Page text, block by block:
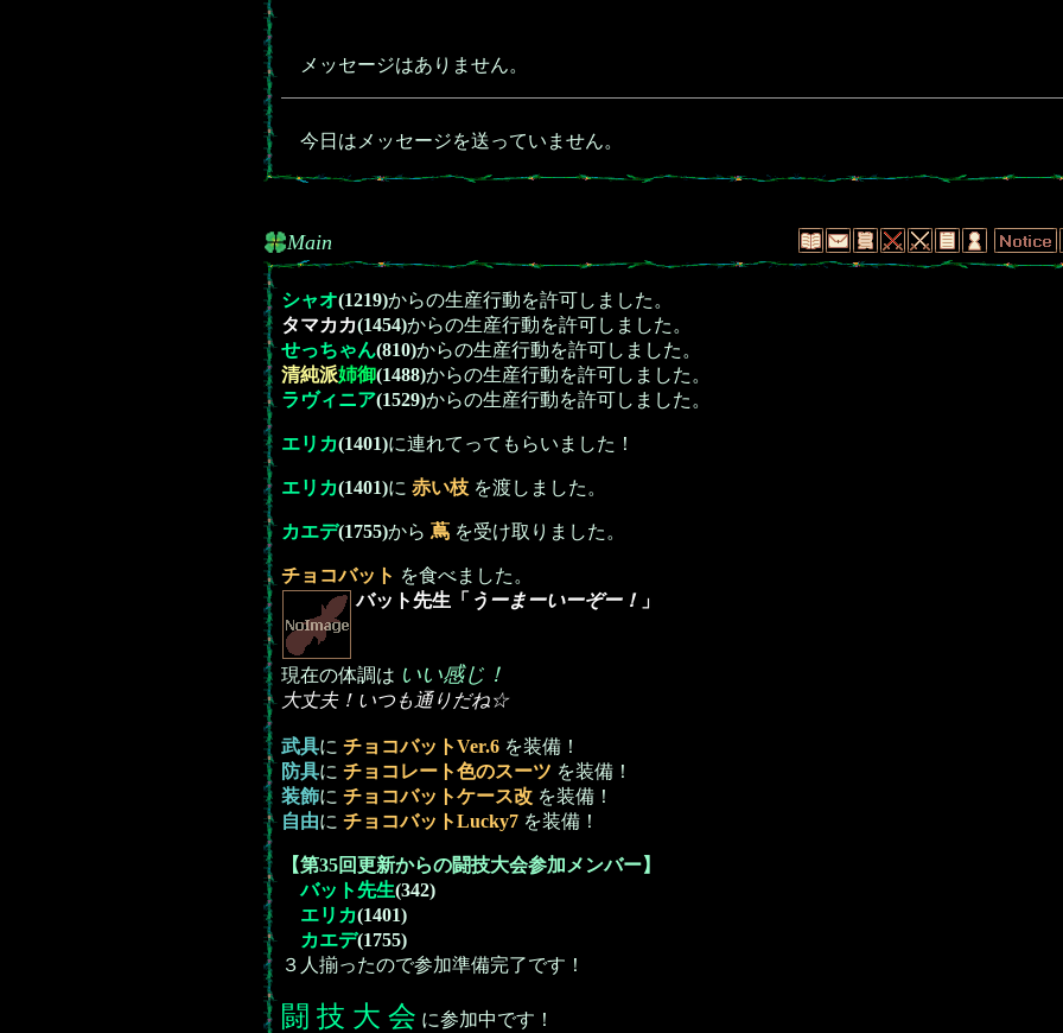
メッセージはありません。
今日はメッセージを送っていません。
Main
シャオ(1219)からの生産行動を許可しました。
タマカカ(1454)からの生産行動を許可しました。
せっちゃん(810)からの生産行動を許可しました。
清純派姉御(1488)からの生産行動を許可しました。
ラヴィニア(1529)からの生産行動を許可しました。
エリカ(1401)に連れてってもらいました！
エリカ(1401)に 赤い枝 を渡しました。
カエデ(1755)から 蔦 を受け取りました。
チョコバット を食べました。
バット先生「 うーまーいーぞー！ 」
現在の体調は いい感じ！
大丈夫！いつも通りだね☆
武具に チョコバットVer.6 を装備！
防具に チョコレート色のスーツ を装備！
装飾に チョコバットケース改 を装備！
自由に チョコバットLucky7 を装備！
【第35回更新からの闘技大会参加メンバー】
バット先生(342)
エリカ(1401)
カエデ(1755)
３人揃ったので参加準備完了です！
闘 技 大 会 に参加中です！